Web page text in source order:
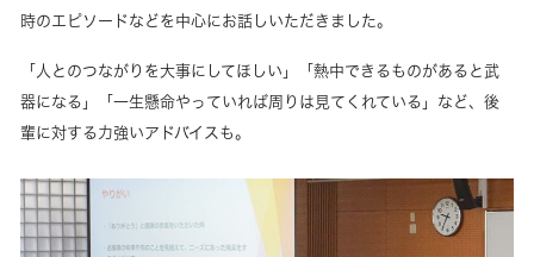
時のエピソードなどを中心にお話しいただきました。
「人とのつながりを大事にしてほしい」「熱中できるものがあると武
器になる」「一生懸命やっていれば周りは見てくれている」など、後
輩に対する力強いアドバイスも。